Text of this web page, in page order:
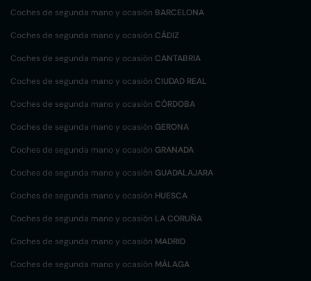
Coches de segunda mano y ocasión BARCELONA
Coches de segunda mano y ocasión CÁDIZ
Coches de segunda mano y ocasión CANTABRIA
Coches de segunda mano y ocasión CIUDAD REAL
Coches de segunda mano y ocasión CÓRDOBA
Coches de segunda mano y ocasión GERONA
Coches de segunda mano y ocasión GRANADA
Coches de segunda mano y ocasión GUADALAJARA
Coches de segunda mano y ocasión HUESCA
Coches de segunda mano y ocasión LA CORUÑA
Coches de segunda mano y ocasión MADRID
Coches de segunda mano y ocasión MÁLAGA